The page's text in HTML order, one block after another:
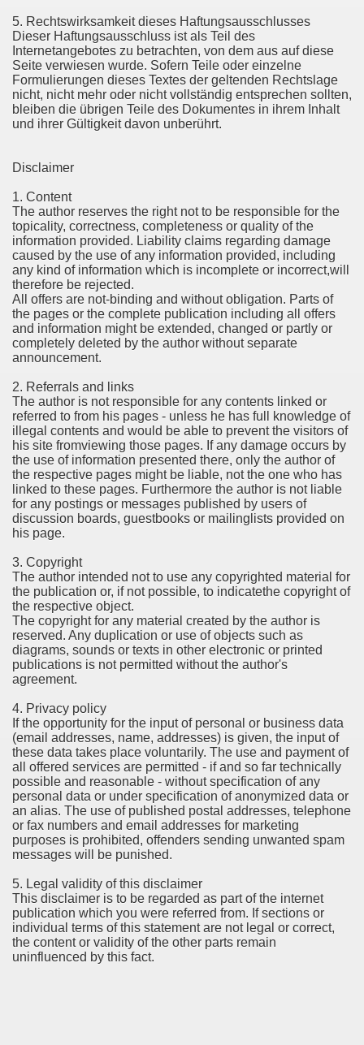
5. Rechtswirksamkeit dieses Haftungsausschlusses
Dieser Haftungsausschluss ist als Teil des
Internetangebotes zu betrachten, von dem aus auf diese
Seite verwiesen wurde. Sofern Teile oder einzelne
Formulierungen dieses Textes der geltenden Rechtslage
nicht, nicht mehr oder nicht vollständig entsprechen sollten,
bleiben die übrigen Teile des Dokumentes in ihrem Inhalt
und ihrer Gültigkeit davon unberührt.
Disclaimer
1. Content
The author reserves the right not to be responsible for the
topicality, correctness, completeness or quality of the
information provided. Liability claims regarding damage
caused by the use of any information provided, including
any kind of information which is incomplete or incorrect,will
therefore be rejected.
All offers are not-binding and without obligation. Parts of
the pages or the complete publication including all offers
and information might be extended, changed or partly or
completely deleted by the author without separate
announcement.
2. Referrals and links
The author is not responsible for any contents linked or
referred to from his pages - unless he has full knowledge of
illegal contents and would be able to prevent the visitors of
his site fromviewing those pages. If any damage occurs by
the use of information presented there, only the author of
the respective pages might be liable, not the one who has
linked to these pages. Furthermore the author is not liable
for any postings or messages published by users of
discussion boards, guestbooks or mailinglists provided on
his page.
3. Copyright
The author intended not to use any copyrighted material for
the publication or, if not possible, to indicatethe copyright of
the respective object.
The copyright for any material created by the author is
reserved. Any duplication or use of objects such as
diagrams, sounds or texts in other electronic or printed
publications is not permitted without the author's
agreement.
4. Privacy policy
If the opportunity for the input of personal or business data
(email addresses, name, addresses) is given, the input of
these data takes place voluntarily. The use and payment of
all offered services are permitted - if and so far technically
possible and reasonable - without specification of any
personal data or under specification of anonymized data or
an alias. The use of published postal addresses, telephone
or fax numbers and email addresses for marketing
purposes is prohibited, offenders sending unwanted spam
messages will be punished.
5. Legal validity of this disclaimer
This disclaimer is to be regarded as part of the internet
publication which you were referred from. If sections or
individual terms of this statement are not legal or correct,
the content or validity of the other parts remain
uninfluenced by this fact.